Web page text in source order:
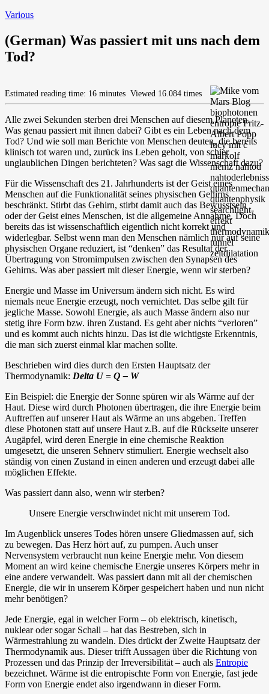
Various
(German) Was passiert mit uns nach dem
Tod?
Estimated reading time: 16 minutes Viewed 16.084 times
Alle zwei Sekunden sterben drei Menschen auf diesem Planeten.
Was genau passiert mit ihnen dabei? Gibt es ein Leben nach dem
Tod? Und wie soll man Berichte von Menschen deuten, die bereits
klinisch tot waren und, zurück ins Leben geholt, von schier
unglaublichen Dingen berichteten? Was sagt die Wissenschaft dazu?
Für die Wissenschaft des 21. Jahrhunderts ist der Geist eines
Menschen auf die Funktionalität seines physischen Gehirns
beschränkt. Stirbt das Gehirn, stirbt damit auch das Bewusstsein
oder der Geist eines Menschen, ist die allgemeine Annahme. Doch
bereits das ist wissenschaftlich eigentlich nicht korrekt und
widerlegbar. Selbst wenn man den Menschen nämlich nur auf seine
physischen Organe reduziert, ist “denken” das Resultat der
Übertragung von Stromimpulsen zwischen den Synapsen des
Gehirns. Was aber passiert mit dieser Energie, wenn wir sterben?
Energie und Masse im Universum ändern sich nicht. Es wird
niemals neue Energie erzeugt, noch vernichtet. Das selbe gilt für
jegliche Masse. Sowohl Energie, als auch Masse ändern also nur
stetig ihre Form bzw. ihren Zustand. Es geht aber nichts “verloren”
und es kommt auch nichts hinzu. Das ist die wichtigste Erkenntnis,
die man sich zuerst einmal klar machen sollte.
Beschrieben wird dies durch den Ersten Hauptsatz der
Thermodynamik: Delta U = Q – W
Ein Beispiel: die Energie der Sonne spüren wir als Wärme auf der
Haut. Diese wird durch Photonen übertragen, die ihre Energie beim
Auftreffen auf unserer Haut als Wärme an uns abgeben. Treffen
diese Photonen statt auf unsere Haut z.B. auf die Rückseite unserer
Augäpfel, wird deren Energie in eine chemische Reaktion
umgesetzt, die unseren Sehnerv stimuliert. Energie wechselt also
ständig von einen Zustand in einen anderen und erzeugt dabei alle
möglichen Effekte.
Was passiert dann also, wenn wir sterben?
Unsere Energie verschwindet nicht mit unserem Tod.
Im Augenblick unseres Todes hören unsere Gliedmassen auf, sich
zu bewegen. Das Herz hört auf, zu pumpen. Auch unser
Nervensystem verbraucht nun keine Energie mehr. Von diesem
Moment an wird keine chemische Energie unseres Körpers mehr in
eine andere verwandelt. Was passiert dann mit all der chemischen
Energie, die wir in unserem Körper gespeichert haben und nun nicht
mehr benötigen?
Jede Energie, egal in welcher Form – ob elektrisch, kinetisch,
nuklear oder sogar Schall – hat das Bestreben, sich in
Wärmestrahlung zu wandeln. Dies drückt der Zweite Hauptsatz der
Thermodynamik aus. Dieser trifft Aussagen über die Richtung von
Prozessen und das Prinzip der Irreversibilität – auch als Entropie
bezeichnet. Wärme ist die entropischte Form von Energie, fast jede
Form von Energie endet also irgendwann in dieser Form.